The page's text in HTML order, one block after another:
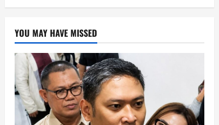
YOU MAY HAVE MISSED